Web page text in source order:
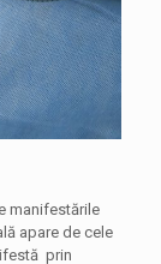
manifestările
apare de cele
prin